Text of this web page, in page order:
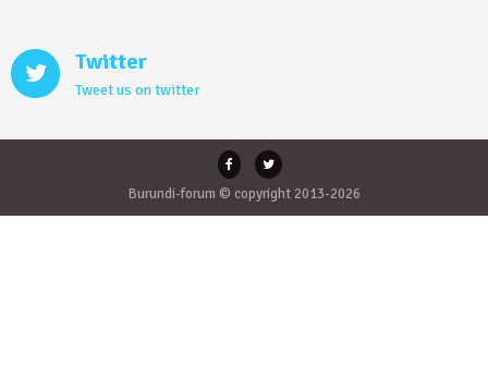
Twitter
Tweet us on twitter
Burundi-forum © copyright 2013-2026